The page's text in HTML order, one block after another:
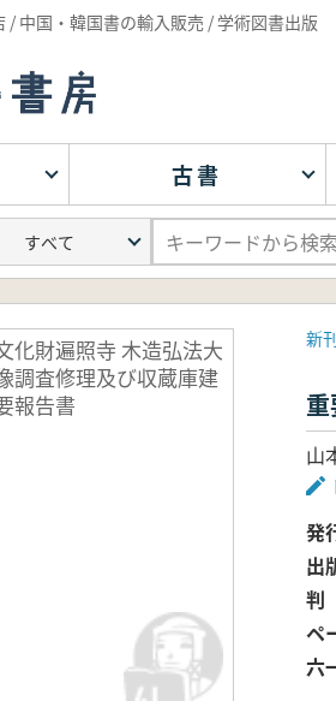
/ 中国・韓国書の輸入販売 / 学術図書出版
古書
化財遍照寺 木造弘法大
調査修理及び収蔵庫建
報告書
新
山
発
出
判
ペ
六